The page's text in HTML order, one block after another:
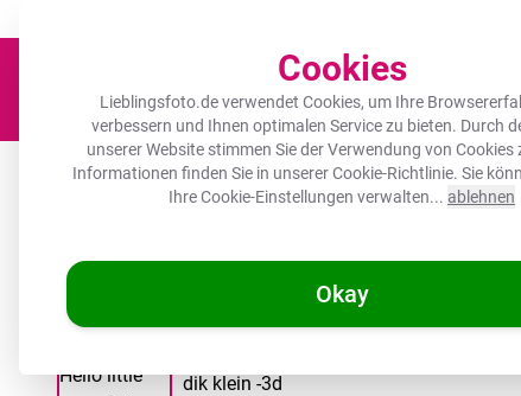
Cookies
Lieblingsfoto.de verwendet Cookies, um Ihre
verbessern und Ihnen optimalen Service zu bieten. Durch
unserer Website stimmen Sie der Verwendung von Cookies
Informationen finden Sie in unsererCookie-Richtlinie. Sie
Ihre Cookie-Einstellungen verwalten... ablehnen
Okay
Leinwand Herdabdeckplatte Wanddeko Küche
Runde Bilder - Zitate - Hallo Kleines - Baby